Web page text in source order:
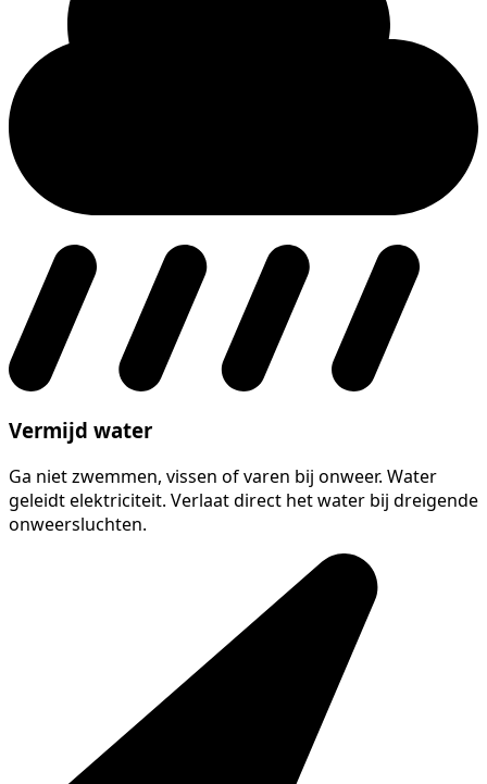
Vermijd water
Ga niet zwemmen, vissen of varen bij onweer. Water
geleidt elektriciteit. Verlaat direct het water bij dreigende
onweersluchten.